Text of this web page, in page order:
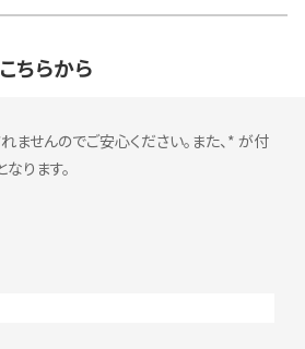
ちらから
ませんのでご安心ください。また、 * が付
ります。